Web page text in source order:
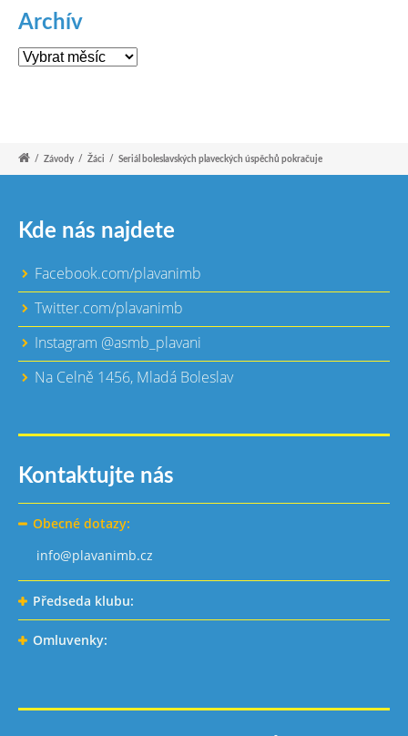
Archív
Archív
/ Závody / Žáci / Seriál boleslavských plaveckých úspěchů pokračuje
Kde nás najdete
Facebook.com/plavanimb
Twitter.com/plavanimb
Instagram @asmb_plavani
Na Celně 1456, Mladá Boleslav
Kontaktujte nás
Obecné dotazy:
info@plavanimb.cz
Předseda klubu:
Omluvenky: